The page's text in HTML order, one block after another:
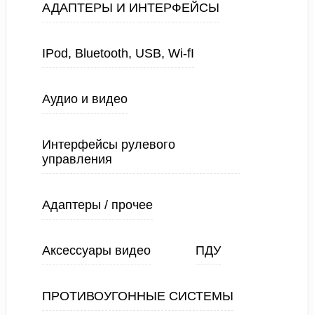
АДАПТЕРЫ И ИНТЕРФЕЙСЫ
IPod, Bluetooth, USB, Wi-fI
Аудио и видео
Интерфейсы рулевого
управления
Адаптеры / прочее
Аксессуары видео ПДУ
ПРОТИВОУГОННЫЕ СИСТЕМЫ